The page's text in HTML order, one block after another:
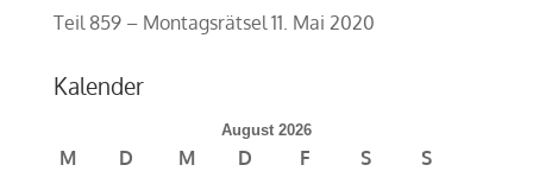
Teil 859 – Montagsrätsel 11. Mai 2020
Kalender
August 2026
M D M D F S
S